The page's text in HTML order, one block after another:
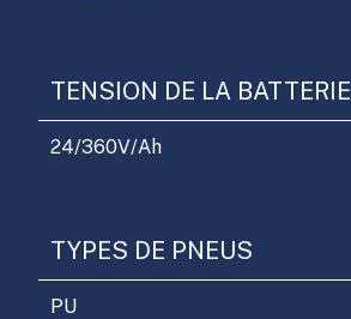
TENSION DE LA BATTERIE
24/360V/Ah
TYPES DE PNEUS
PU